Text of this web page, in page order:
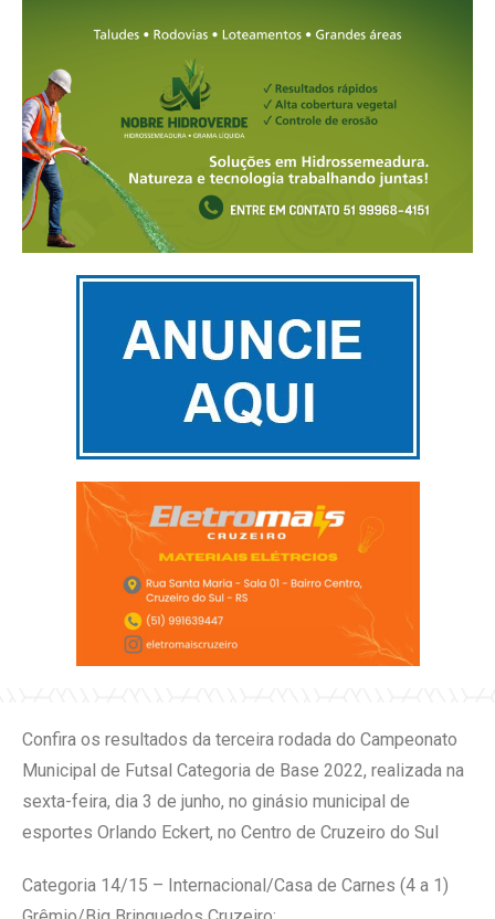
Confira os resultados da terceira rodada do Campeonato
Municipal de Futsal Categoria de Base 2022, realizada na
sexta-feira, dia 3 de junho, no ginásio municipal de
esportes Orlando Eckert, no Centro de Cruzeiro do Sul
Categoria 14/15 – Internacional/Casa de Carnes (4 a 1)